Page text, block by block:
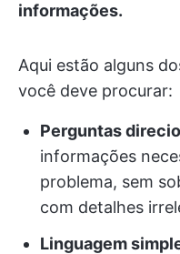
informações.
Aqui estão alguns
você deve procurar:
Perguntas
informações
problema, sem
com detalhes
Linguagem